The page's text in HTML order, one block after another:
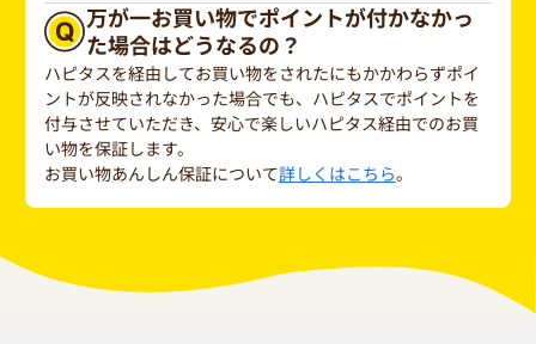
万が一お買い物でポイントが付かなかっ
た場合はどうなるの？
ハピタスを経由してお買い物をされたにもかかわらずポイ
ントが反映されなかった場合でも、ハピタスでポイントを
付与させていただき、安心で楽しいハピタス経由でのお買
い物を保証します。
お買い物あんしん保証について詳しくはこちら。